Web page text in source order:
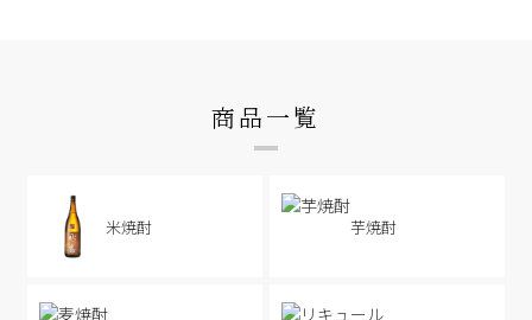
商品一覧
米焼酎 芋焼酎